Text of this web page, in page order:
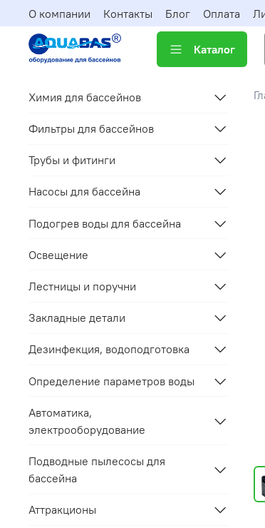
О компании Контакты Блог Оплата
Каталог
Химия для бассейнов
Фильтры для бассейнов
Трубы и фитинги
Насосы для бассейна
Подогрев воды для бассейна
Освещение
Лестницы и поручни
Закладные детали
Дезинфекция, водоподготовка
Определение параметров воды
Автоматика,
электрооборудование
Подводные пылесосы для
бассейна
Аттракционы